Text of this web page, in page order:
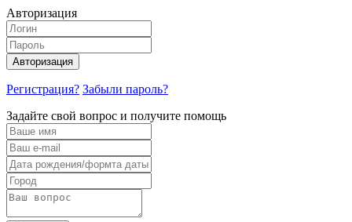
Авторизация
Авторизация
Регистрация? Забыли пароль?
Задайте свой вопрос и получите помощь